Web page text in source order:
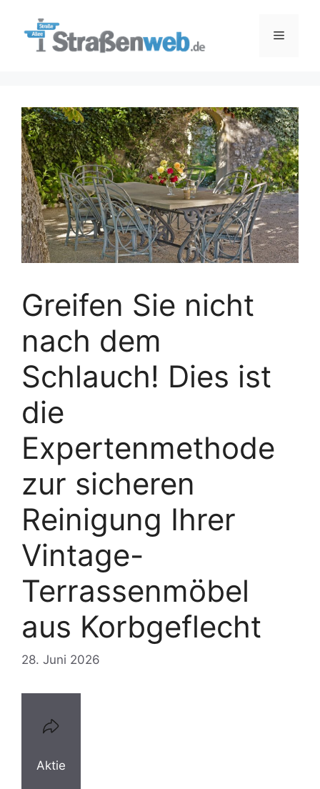
Menü
Greifen Sie nicht
nach dem
Schlauch! Dies ist
die
Expertenmethode
zur sicheren
Reinigung Ihrer
Vintage-
Terrassenmöbel
aus Korbgeflecht
28. Juni 2026
Aktie